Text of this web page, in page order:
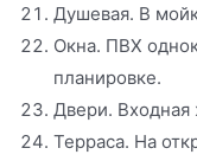
Душевая. В
Окна. ПВХ
планировке.
Двери. Входная
Терраса. На